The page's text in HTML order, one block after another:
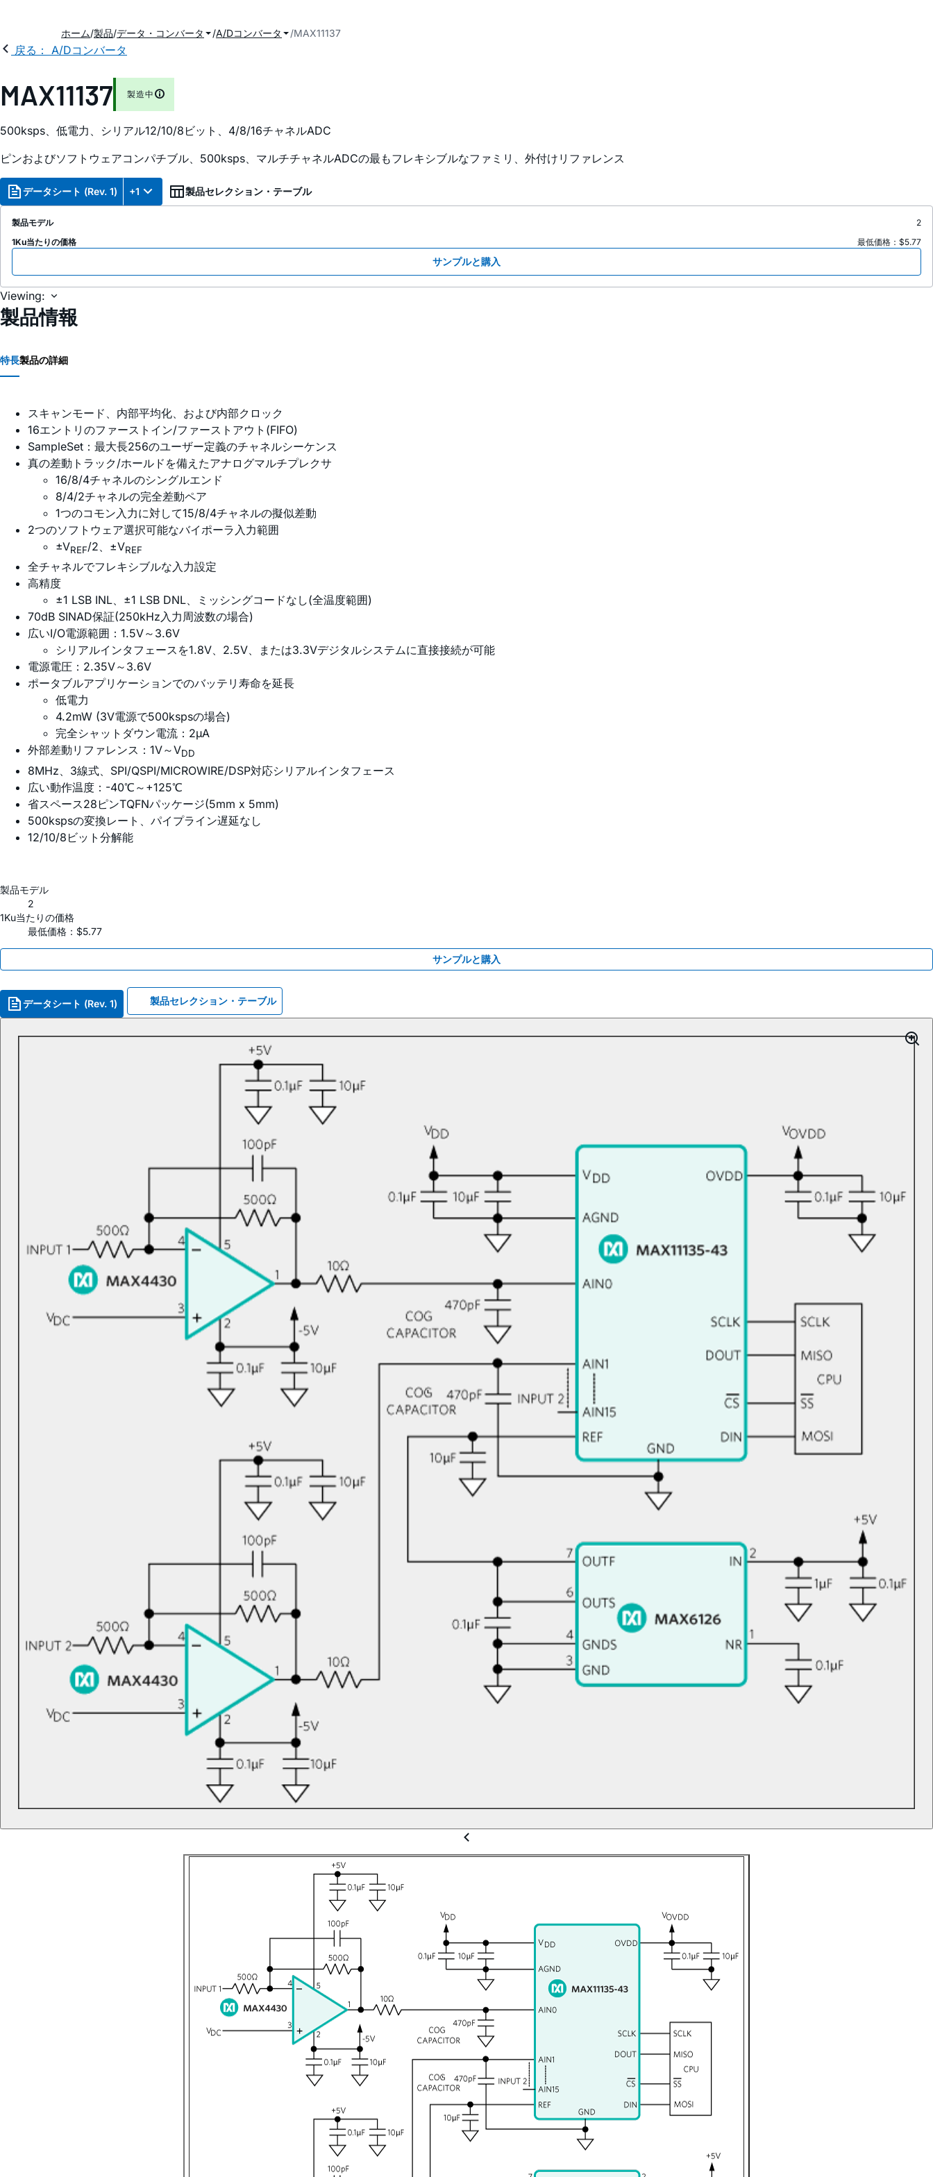
ホーム 製品 データ・コンバータ A/Dコンバータ MAX11137
戻る： A/Dコンバータ
MAX11137 製造中
500ksps、低電力、シリアル12/10/8ビット、4/8/16チャネルADC
ピンおよびソフトウェアコンパチブル、500ksps、マルチチャネルADCの最もフレキシブルなファミリ、外付けリファレンス
データシート (Rev. 1) +1 製品セレクション・テーブル
製品モデル
2
1Ku当たりの価格
最低価格：$5.77
サンプルと購入
Viewing:
製品情報
特長製品の詳細
スキャンモード、内部平均化、および内部クロック
16エントリのファーストイン/ファーストアウト(FIFO)
SampleSet：最大長256のユーザー定義のチャネルシーケンス
真の差動トラック/ホールドを備えたアナログマルチプレクサ
16/8/4チャネルのシングルエンド
8/4/2チャネルの完全差動ペア
1つのコモン入力に対して15/8/4チャネルの擬似差動
2つのソフトウェア選択可能なバイポーラ入力範囲
±VREF/2、±VREF
全チャネルでフレキシブルな入力設定
高精度
±1 LSB INL、±1 LSB DNL、ミッシングコードなし(全温度範囲)
70dB SINAD保証(250kHz入力周波数の場合)
広いI/O電源範囲：1.5V～3.6V
シリアルインタフェースを1.8V、2.5V、または3.3Vデジタルシステムに直接接続が可能
電源電圧：2.35V～3.6V
ポータブルアプリケーションでのバッテリ寿命を延長
低電力
4.2mW (3V電源で500kspsの場合)
完全シャットダウン電流：2µA
外部差動リファレンス：1V～VDD
8MHz、3線式、SPI/QSPI/MICROWIRE/DSP対応シリアルインタフェース
広い動作温度：-40℃～+125℃
省スペース28ピンTQFNパッケージ(5mm x 5mm)
500kspsの変換レート、パイプライン遅延なし
12/10/8ビット分解能
製品モデル
2
1Ku当たりの価格
最低価格：$5.77
サンプルと購入
データシート (Rev. 1) 製品セレクション・テーブル